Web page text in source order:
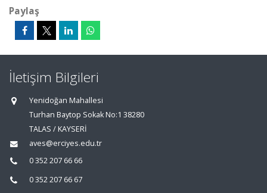
Paylaş
İletişim Bilgileri
Yenidoğan Mahallesi
Turhan Baytop Sokak No:1 38280
TALAS / KAYSERİ
aves@erciyes.edu.tr
0 352 207 66 66
0 352 207 66 67